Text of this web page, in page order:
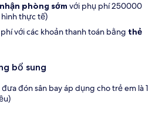
nhận phòng sớm với phụ phí 250000
thực tế)
với các khoản thanh toán bằng thẻ
bổ sung
đón sân bay áp dụng cho trẻ em là 1